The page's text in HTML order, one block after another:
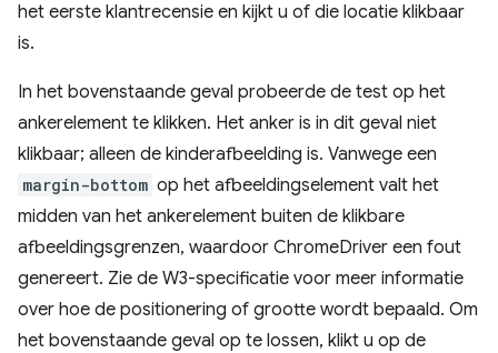
het eerste klantrecensie en kijkt u of die locatie klikbaar
is.
In het bovenstaande geval probeerde de test op het
ankerelement te klikken. Het anker is in dit geval niet
klikbaar; alleen de kinderafbeelding is. Vanwege een
margin-bottom op het afbeeldingselement valt het
midden van het ankerelement buiten de klikbare
afbeeldingsgrenzen, waardoor ChromeDriver een fout
genereert. Zie de W3-specificatie voor meer informatie
over hoe de positionering of grootte wordt bepaald. Om
het bovenstaande geval op te lossen, klikt u op de